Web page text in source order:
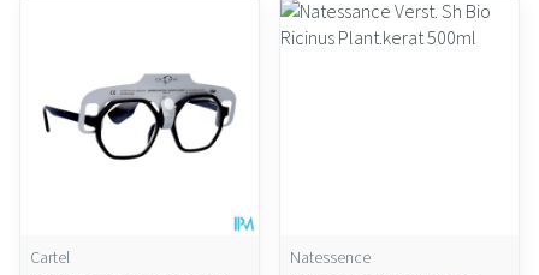
Cartel
Natessence